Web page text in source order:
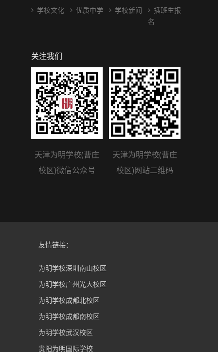
学校文化
优质中学
学校新闻
插班生报
名
关注我们
天津为明学校(曹庄
校区)微信公众号
天津为明学校(曹庄
校区)网站二维码
友情链接：
为明学校深圳南山校区
为明学校广州光大校区
为明学校成都北校区
为明学校成都南校区
为明学校武汉校区
贵阳为明国际学校